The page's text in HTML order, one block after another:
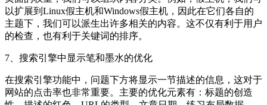
以扩展到Linux假主机和Windows假主机，因此在它们各自的
主题下，我们可以派生出许多相关的内容。这不仅有利于用户
的检查，也有利于关键词的排序。
7、搜索引擎中显示笔和墨水的优化
在搜索引擎功能中，问题下方将显示一节描述的信息，这对于
网站的点击率也非常重要。主要的优化元素有：标题的创造